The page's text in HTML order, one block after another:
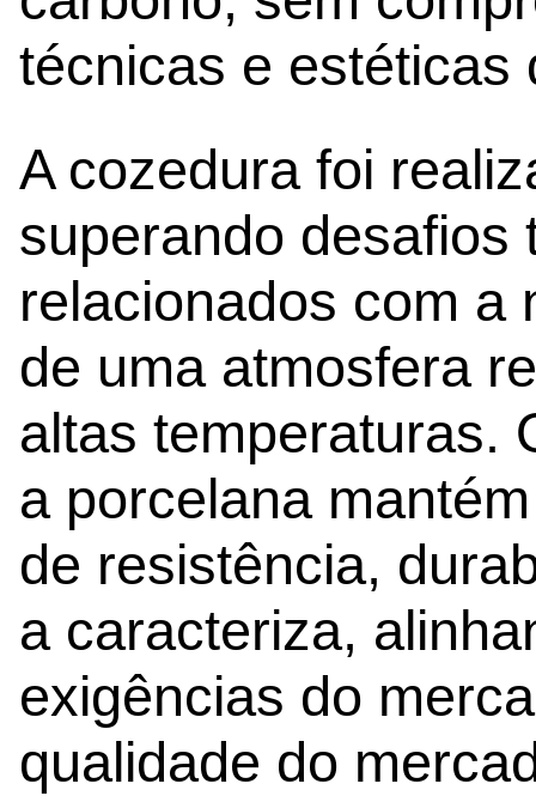
técnicas e estéticas
A cozedura foi
superando desafios
relacionados com a
de uma atmosfera
altas temperaturas.
a porcelana
de resistência,
a caracteriza,
exigências do
qualidade do